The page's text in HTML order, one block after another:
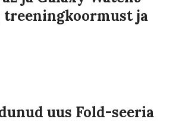
treeningkoormust ja
uus Fold-seeria